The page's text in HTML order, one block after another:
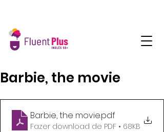
Barbie, the movie
Barbie, the movie.pdf
Fazer download de PDF • 68KB